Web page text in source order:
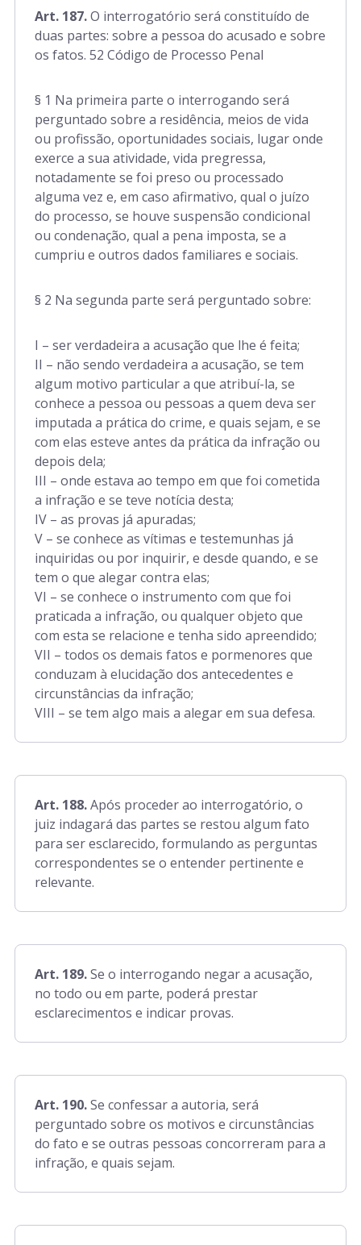
Art. 187.O interrogatório será constituído de
duas partes: sobre a pessoa do acusado e sobre
os fatos. 52 Código de Processo Penal
§ 1 Na primeira parte o interrogando será
perguntado sobre a residência, meios de vida
ou profissão, oportunidades sociais, lugar onde
exerce a sua atividade, vida pregressa,
notadamente se foi preso ou processado
alguma vez e, em caso afirmativo, qual o juízo
do processo, se houve suspensão condicional
ou condenação, qual a pena imposta, se a
cumpriu e outros dados familiares e sociais.
§ 2 Na segunda parte será perguntado sobre:
I – ser verdadeira a acusação que lhe é feita;
II – não sendo verdadeira a acusação, se tem
algum motivo particular a que atribuí-la, se
conhece a pessoa ou pessoas a quem deva ser
imputada a prática do crime, e quais sejam, e se
com elas esteve antes da prática da infração ou
depois dela;
III – onde estava ao tempo em que foi cometida
a infração e se teve notícia desta;
IV – as provas já apuradas;
V – se conhece as vítimas e testemunhas já
inquiridas ou por inquirir, e desde quando, e se
tem o que alegar contra elas;
VI – se conhece o instrumento com que foi
praticada a infração, ou qualquer objeto que
com esta se relacione e tenha sido apreendido;
VII – todos os demais fatos e pormenores que
conduzam à elucidação dos antecedentes e
circunstâncias da infração;
VIII – se tem algo mais a alegar em sua defesa.
Art. 188.Após proceder ao interrogatório, o
juiz indagará das partes se restou algum fato
para ser esclarecido, formulando as perguntas
correspondentes se o entender pertinente e
relevante.
Art. 189.Se o interrogando negar a acusação,
no todo ou em parte, poderá prestar
esclarecimentos e indicar provas.
Art. 190.Se confessar a autoria, será
perguntado sobre os motivos e circunstâncias
do fato e se outras pessoas concorreram para a
infração, e quais sejam.